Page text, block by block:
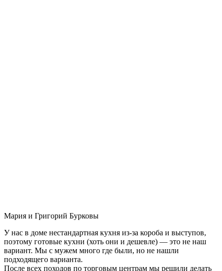
Мария и Григорий Бурковы
У нас в доме нестандартная кухня из-за короба и выступов,
поэтому готовые кухни (хоть они и дешевле) — это не наш
вариант. Мы с мужем много где были, но не нашли
подходящего варианта.
После всех походов по торговым центрам мы решили делать